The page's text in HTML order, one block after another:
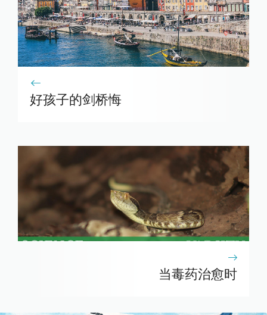
好孩子的剑桥悔
当毒药治愈时